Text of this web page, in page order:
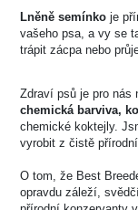
Lněně semínko je
vašeho psa, a vy se
trápit zácpa nebo
Zdraví psů je pro
chemická barviva,
chemické koktejly.
vyrobit z čistě
O tom, že Best
opravdu záleží,